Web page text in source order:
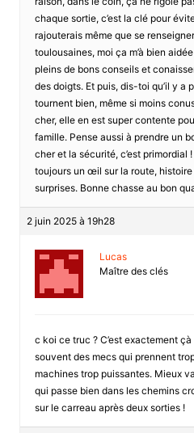
chaque sortie, c’est la clé pour
rajouterais même que se
toulousaines, moi ça m’à bien
pleins de bons conseils et
des doigts. Et puis, dis-toi qu’il y a
tournent bien, même si moins
cher, elle en est super contente
famille. Pense aussi à prendre un
cher et la sécurité, c’est primordial
toujours un œil sur la route, histoire
surprises. Bonne chasse au bon
2 juin 2025 à 19h28
Lucas
Maître des clés
c koi ce truc ? C’est exactement
souvent des mecs qui prennent
machines trop puissantes. Mieux
qui passe bien dans les chemins
sur le carreau après deux sorties !